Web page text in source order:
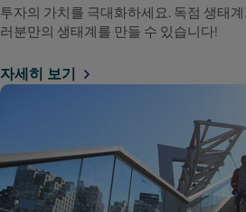
투자의 가치를 극대화하세요. 독점 생태
러분만의 생태계를 만들 수 있습니다!
자세히 보기